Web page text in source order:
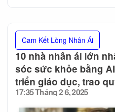
Cam Kết Lòng Nhân Ái
10 nhà nhân ái lớn
sóc sức khỏe bằng
triển giáo dục, trao
Posted
on
17:35 Tháng 2 6, 2025